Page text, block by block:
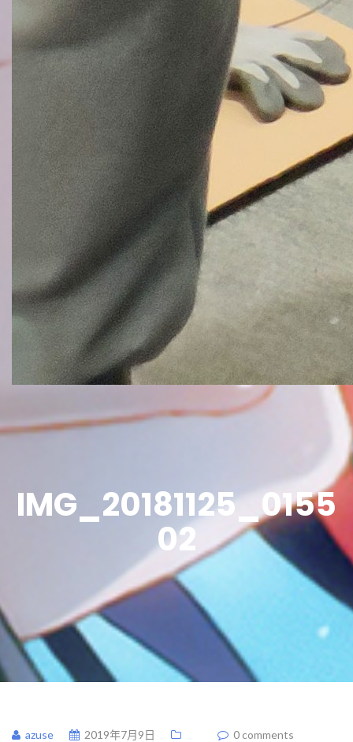
IMG_20181125_0155
02
azuse 2019年7月9日 0 comments